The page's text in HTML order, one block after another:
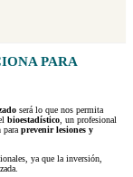
PARA
será lo que nos permita
bioestadístico , un profesional
para prevenir lesiones y
ya que la inversión,